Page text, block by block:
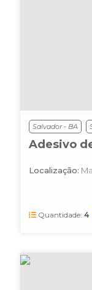
Salvador - BA
Adesivo
Localização:
Quantidade: 4